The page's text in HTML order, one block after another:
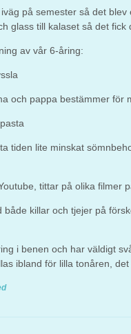
på semester så det
glass till kalaset så det fick
av vår 6-åring:
och pappa bestämmer för
tiden lite minskat
tittar på olika filmer
både killar och tjejer på
i benen och har väldigt
ibland för lilla tonåren,